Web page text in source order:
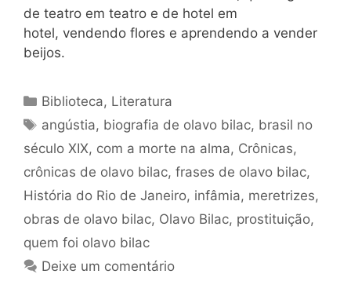
de teatro em teatro e de hotel em
hotel, vendendo flores e aprendendo a vender
beijos.
Categorias
Biblioteca, Literatura
Tags
angústia, biografia de olavo bilac, brasil no
século XIX, com a morte na alma, Crônicas,
crônicas de olavo bilac, frases de olavo bilac,
História do Rio de Janeiro, infâmia, meretrizes,
obras de olavo bilac, Olavo Bilac, prostituição,
quem foi olavo bilac
Deixe um comentário